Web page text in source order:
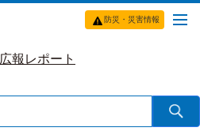
防災・災害情報
広報レポート